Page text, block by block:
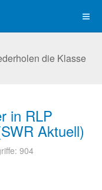
die Klasse
in RLP
Aktuell)
904